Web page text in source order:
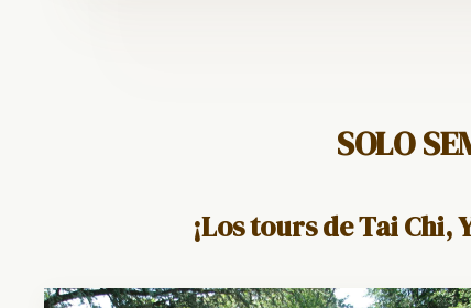
SOLO
¡Los tours de Tai Chi,